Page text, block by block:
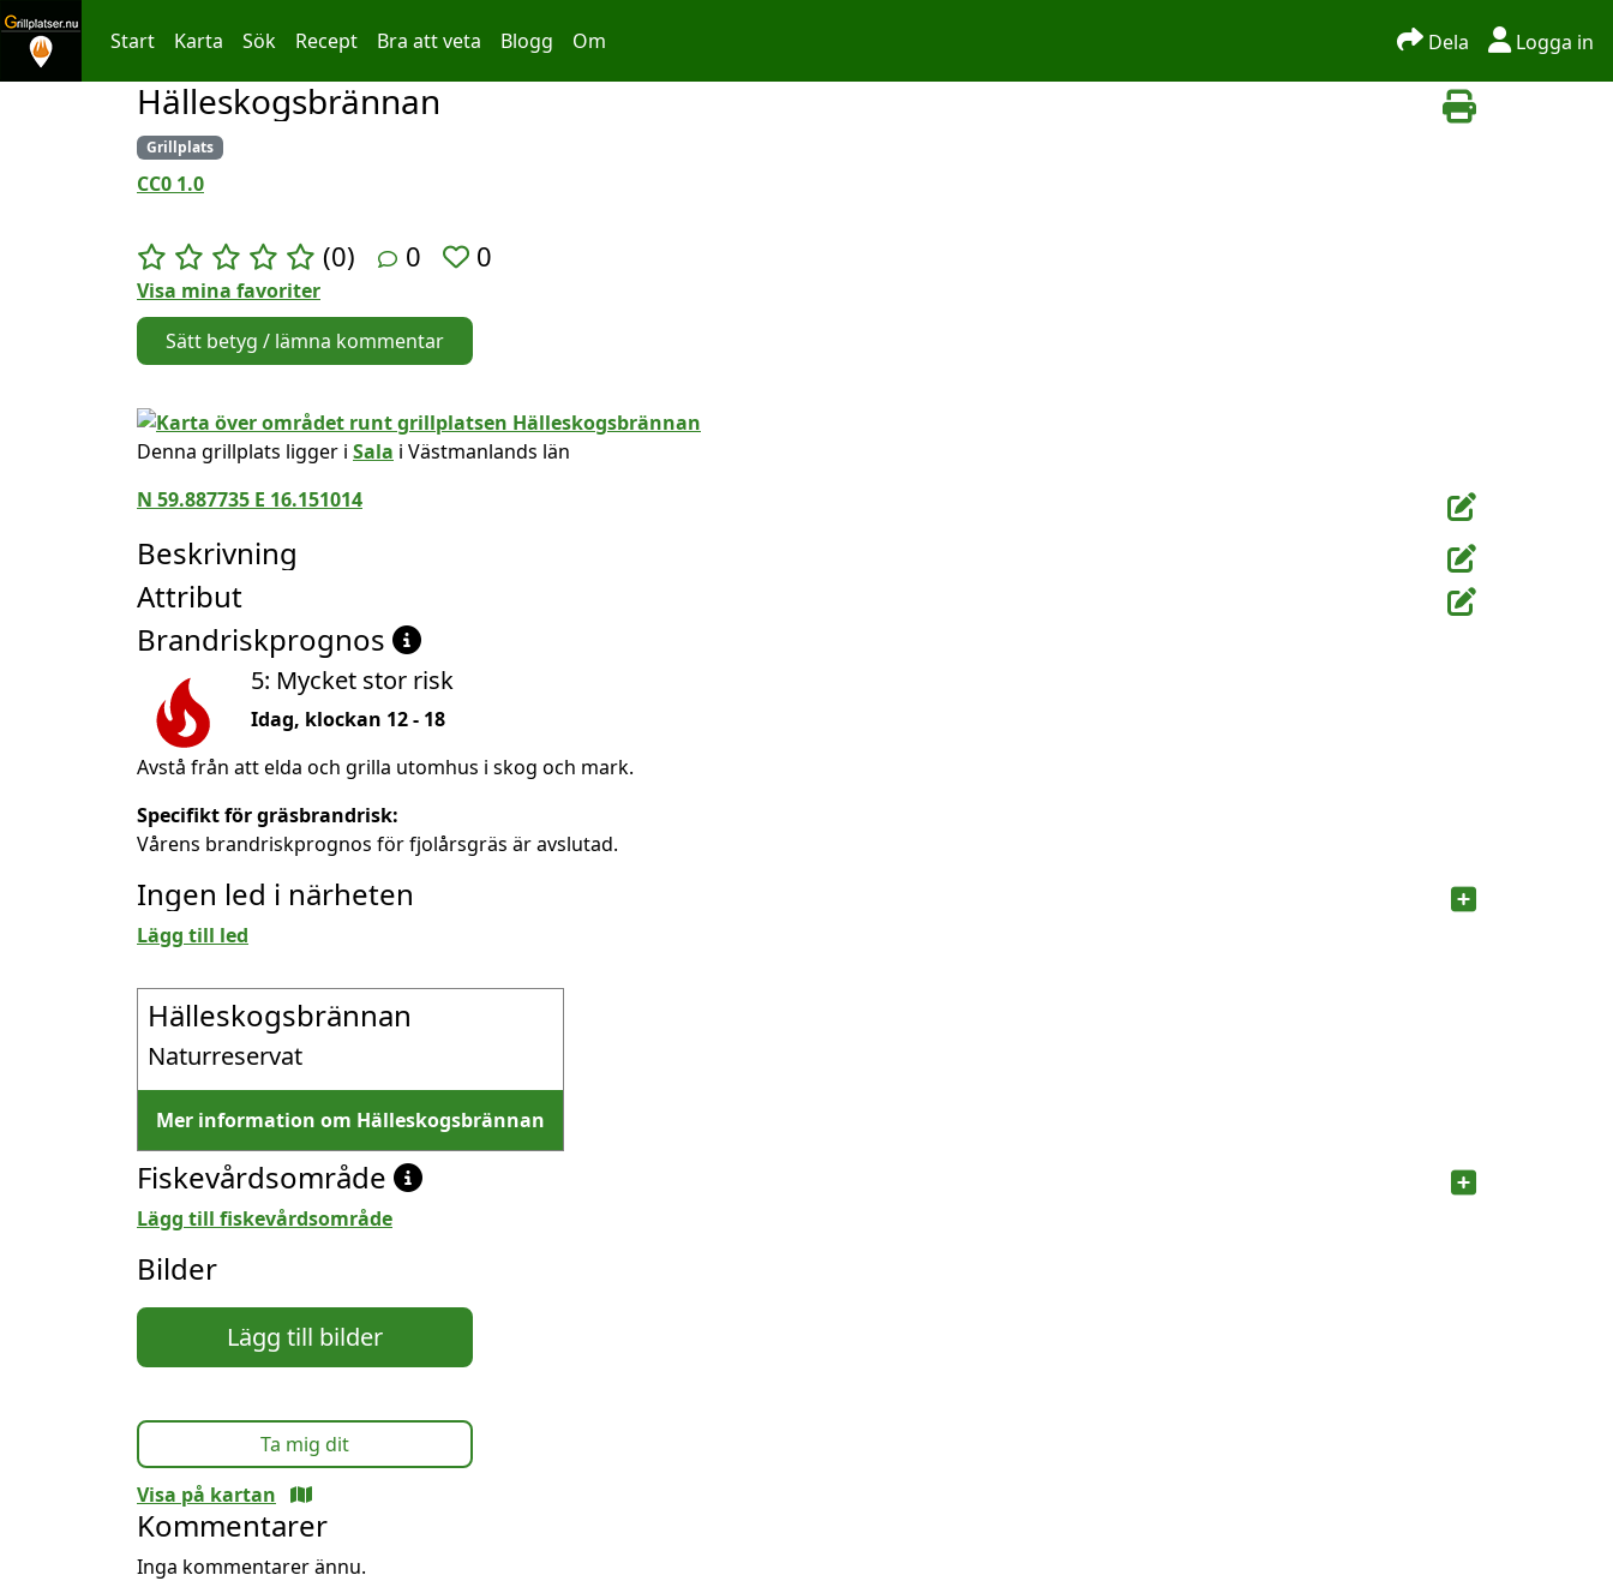
Hoppa till innehållet
Start Karta Sök Recept Bra att veta Blogg Om Dela Logga in
Hälleskogsbrännan
Grillplats
CC0 1.0
(0) 0 0
Visa mina favoriter
Sätt betyg / lämna kommentar
Denna grillplats ligger i Sala i Västmanlands län
N 59.887735 E 16.151014
Beskrivning
Attribut
Brandriskprognos
5: Mycket stor risk
Idag, klockan 12 - 18
Avstå från att elda och grilla utomhus i skog och mark.
Specifikt för gräsbrandrisk:
Vårens brandriskprognos för fjolårsgräs är avslutad.
Ingen led i närheten
Lägg till led
Hälleskogsbrännan
Naturreservat
Mer information om Hälleskogsbrännan
Fiskevårdsområde
Lägg till fiskevårdsområde
Bilder
Lägg till bilder
Ta mig dit
Visa på kartan
Kommentarer
Inga kommentarer ännu.